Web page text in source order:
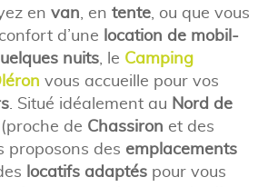
en van, en tente, ou que vous
d’une location de mobil-
nuits, le Camping
vous accueille pour vos
. Situé idéalement au Nord de
(proche de Chassiron et des
proposons des emplacements
locatifs adaptéspour vous